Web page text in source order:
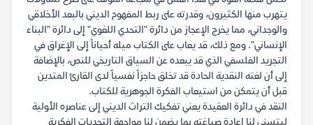
يتهرب منها الكثيرون، وقدرته على ربط المفهوم الديني بالبعد الأخلاقي
والوجداني، مما يخرج الإعجاز من دائرة "التحدي اللغوي" إلى دائرة "البناء
الإنساني". ومع ذلك، قد يعاب على الكتاب ميله أحياناً إلى الإغراق في
التجريد الفلسفي الذي قد يبعده عن السياق التاريخي للنص، بالإضافة
إلى أن لغته النقدية الحادة قد تخلق حاجزاً نفسياً لدى القارئ المتدين
قبل أن يتمكن من استيعاب الفكرة الجوهرية للكتاب.
النقد في دائرة العقيدة يعني تفكيك التراث الديني إلى عناصره الأولية